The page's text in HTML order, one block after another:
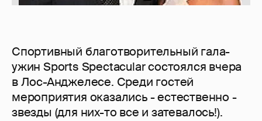
Спортивный благотворительный гала-
ужин Sports Spectacular состоялся вчера
в Лос-Анджелесе. Среди гостей
мероприятия оказались - естественно -
звезды (для них-то все и затевалось!).